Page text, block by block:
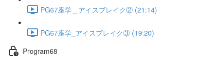
PG67座学＿アイスブレイク② (21:14)
PG67座学_アイスブレイク③ (19:20)
Program68